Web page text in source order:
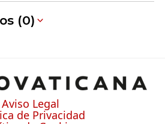
(0)
Aviso Legal
de Privacidad